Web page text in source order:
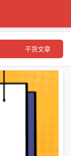
干货文章